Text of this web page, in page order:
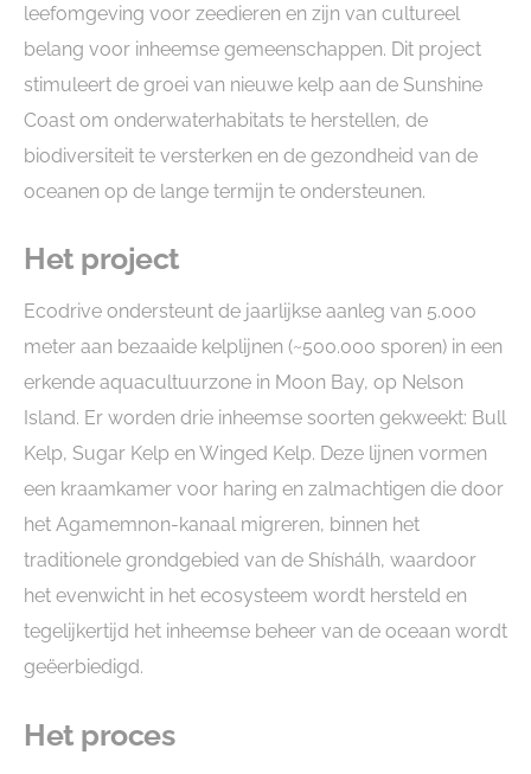
leefomgeving voor zeedieren en zijn van cultureel
belang voor inheemse gemeenschappen. Dit project
stimuleert de groei van nieuwe kelp aan de Sunshine
Coast om onderwaterhabitats te herstellen, de
biodiversiteit te versterken en de gezondheid van de
oceanen op de lange termijn te ondersteunen.
Het project
Ecodrive ondersteunt de jaarlijkse aanleg van 5.000
meter aan bezaaide kelplijnen (~500.000 sporen) in een
erkende aquacultuurzone in Moon Bay, op Nelson
Island. Er worden drie inheemse soorten gekweekt: Bull
Kelp, Sugar Kelp en Winged Kelp. Deze lijnen vormen
een kraamkamer voor haring en zalmachtigen die door
het Agamemnon-kanaal migreren, binnen het
traditionele grondgebied van de Shíshálh, waardoor
het evenwicht in het ecosysteem wordt hersteld en
tegelijkertijd het inheemse beheer van de oceaan wordt
geëerbiedigd.
Het proces